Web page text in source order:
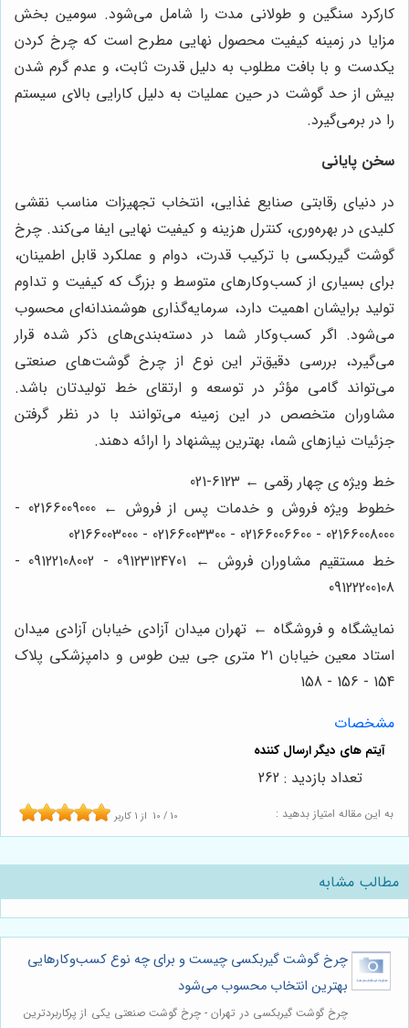
کارکرد سنگین و طولانی مدت را شامل می‌شود. سومین بخش
مزایا در زمینه کیفیت محصول نهایی مطرح است که چرخ کردن
یکدست و با بافت مطلوب به دلیل قدرت ثابت، و عدم گرم شدن
بیش از حد گوشت در حین عملیات به دلیل کارایی بالای سیستم
را در برمی‌گیرد.
سخن پایانی
در دنیای رقابتی صنایع غذایی، انتخاب تجهیزات مناسب نقشی
کلیدی در بهره‌وری، کنترل هزینه و کیفیت نهایی ایفا می‌کند. چرخ
گوشت گیربکسی با ترکیب قدرت، دوام و عملکرد قابل اطمینان،
برای بسیاری از کسب‌وکارهای متوسط و بزرگ که کیفیت و تداوم
تولید برایشان اهمیت دارد، سرمایه‌گذاری هوشمندانه‌ای محسوب
می‌شود. اگر کسب‌وکار شما در دسته‌بندی‌های ذکر شده قرار
می‌گیرد، بررسی دقیق‌تر این نوع از چرخ گوشت‌های صنعتی
می‌تواند گامی مؤثر در توسعه و ارتقای خط تولیدتان باشد.
مشاوران متخصص در این زمینه می‌توانند با در نظر گرفتن
جزئیات نیازهای شما، بهترین پیشنهاد را ارائه دهند.
خط ویژه ی چهار رقمی ← 6123-021
خطوط ویژه فروش و خدمات پس از فروش ← 02166009000 -
02166008000 - 02166006600 - 02166003300 - 02166003000
خط مستقیم مشاوران فروش ← 09123124701 - 09122108002 -
09122200108
نمایشگاه و فروشگاه ← تهران میدان آزادی خیابان آزادی میدان
استاد معین خیابان ۲۱ متری جی بین طوس و دامپزشکی پلاک
154 - 156 - 158
مشخصات
به این مقاله امتیاز بدهید : 10 / 10 از 1 کاربر
تعداد بازدید : 262
مطالب مشابه
چرخ گوشت گیربکسی چیست و برای چه نوع کسب‌وکارهایی
بهترین انتخاب محسوب می‌شود
چرخ گوشت گیربکسی در تهران - چرخ گوشت صنعتی یکی از پرکاربردترین